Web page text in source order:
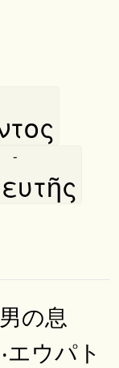
-
の息
ウパト